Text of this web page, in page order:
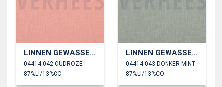
LINNEN GEWASSEN 230 GM2
04414.042 OUDROZE
87%LI/13%CO
LINNEN GEWASSEN 230 GM2
04414.043 DONKER MINT
87%LI/13%CO